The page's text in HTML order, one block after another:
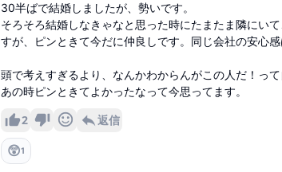
30半ばで結婚しましたが、勢いです。
そろそろ結婚しなきゃなと思った時にたまたま隣にい
すが、ピンときて今だに仲良しです。同じ会社の安心感
頭で考えすぎるより、なんかわからんがこの人だ！って
あの時ピンときてよかったなって今思ってます。
2 返信
😲1